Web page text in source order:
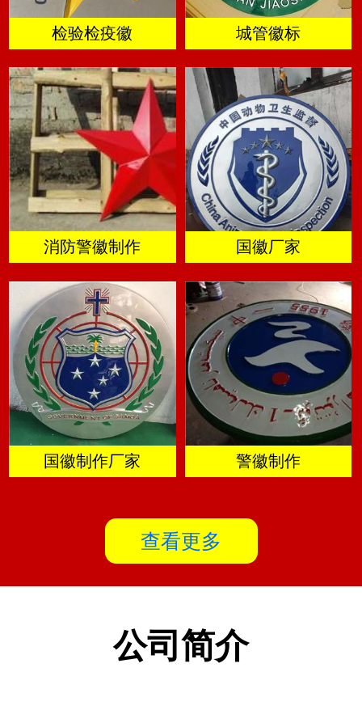
检验检疫徽 城管徽标
消防警徽制作 国徽厂家
国徽制作厂家 警徽制作
查看更多
公司简介